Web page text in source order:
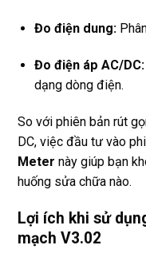
Đo điện dung:
Đo điện áp AC/DC:
dạng dòng điện.
So với phiên bản rút
DC, việc đầu tư vào
Meter này giúp bạn
huống sửa chữa nào.
Lợi ích khi sử
mạch V3.02